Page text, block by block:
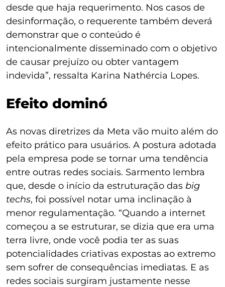
desde que haja requerimento. Nos casos de
desinformação, o requerente também deverá
demonstrar que o conteúdo é
intencionalmente disseminado com o objetivo
de causar prejuízo ou obter vantagem
indevida”, ressalta Karina Nathércia Lopes.
Efeito dominó
As novas diretrizes da Meta vão muito além do
efeito prático para usuários. A postura adotada
pela empresa pode se tornar uma tendência
entre outras redes sociais. Sarmento lembra
que, desde o início da estruturação das big
techs, foi possível notar uma inclinação à
menor regulamentação. “Quando a internet
começou a se estruturar, se dizia que era uma
terra livre, onde você podia ter as suas
potencialidades criativas expostas ao extremo
sem sofrer de consequências imediatas. E as
redes sociais surgiram justamente nesse